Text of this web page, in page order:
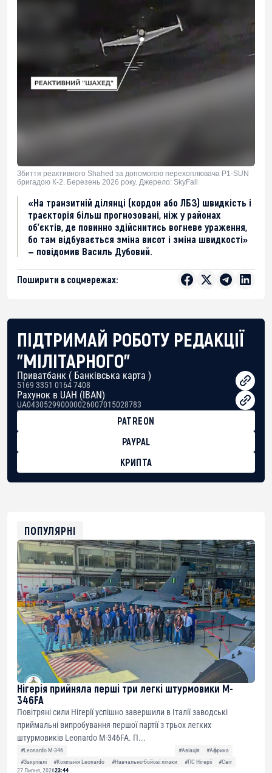
Збиття реактивного Shahed за допомогою перехоплювача P1-SUN
бригадою К-2. Березень 2026 року. Джерело: SkyFall
«На транзитній ділянці (кордон або ЛБЗ) швидкість і
траєкторія більш прогнозовані, ніж у районах
об’єктів, де повинно здійснитись вогневе ураження,
бо там відбувається зміна висот і зміна швидкості»
— повідомив Василь Дубовий.
Поширити в соцмережах:
ПІДТРИМАЙ РОБОТУ РЕДАКЦІЇ
"МІЛІТАРНОГО"
Приватбанк ( Банківська карта )
5169 3351 0164 7408
Рахунок в UAH (IBAN)
UA043052990000026007015028783
PATREON
PAYPAL
КРИПТА
0xfD02863D3289416fcF50975c9DFda13623f97758
ПОПУЛЯРНІ
Нігерія прийняла перші три легкі штурмовики M-
346FA
Повітряні сили Нігерії успішно завершили в Італії заводські
приймальні випробування першої партії з трьох легких
штурмовиків Leonardo M-346FA. П...
#Leonardo M-346 #Авіація
#Африка
#Закупівлі
#Компанія Leonardo #Навчально-бойові літаки #ПС Нігерії
#Світ
27 Липня, 202623:44